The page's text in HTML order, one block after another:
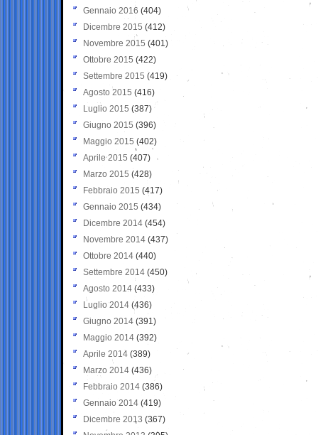
Gennaio 2016 (404)
Dicembre 2015 (412)
Novembre 2015 (401)
Ottobre 2015 (422)
Settembre 2015 (419)
Agosto 2015 (416)
Luglio 2015 (387)
Giugno 2015 (396)
Maggio 2015 (402)
Aprile 2015 (407)
Marzo 2015 (428)
Febbraio 2015 (417)
Gennaio 2015 (434)
Dicembre 2014 (454)
Novembre 2014 (437)
Ottobre 2014 (440)
Settembre 2014 (450)
Agosto 2014 (433)
Luglio 2014 (436)
Giugno 2014 (391)
Maggio 2014 (392)
Aprile 2014 (389)
Marzo 2014 (436)
Febbraio 2014 (386)
Gennaio 2014 (419)
Dicembre 2013 (367)